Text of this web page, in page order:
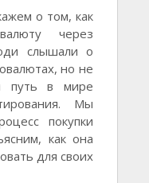
о том, как
через
слышали о
но не
путь в мире
Мы
покупки
как она
для своих